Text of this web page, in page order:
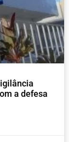
a defesa